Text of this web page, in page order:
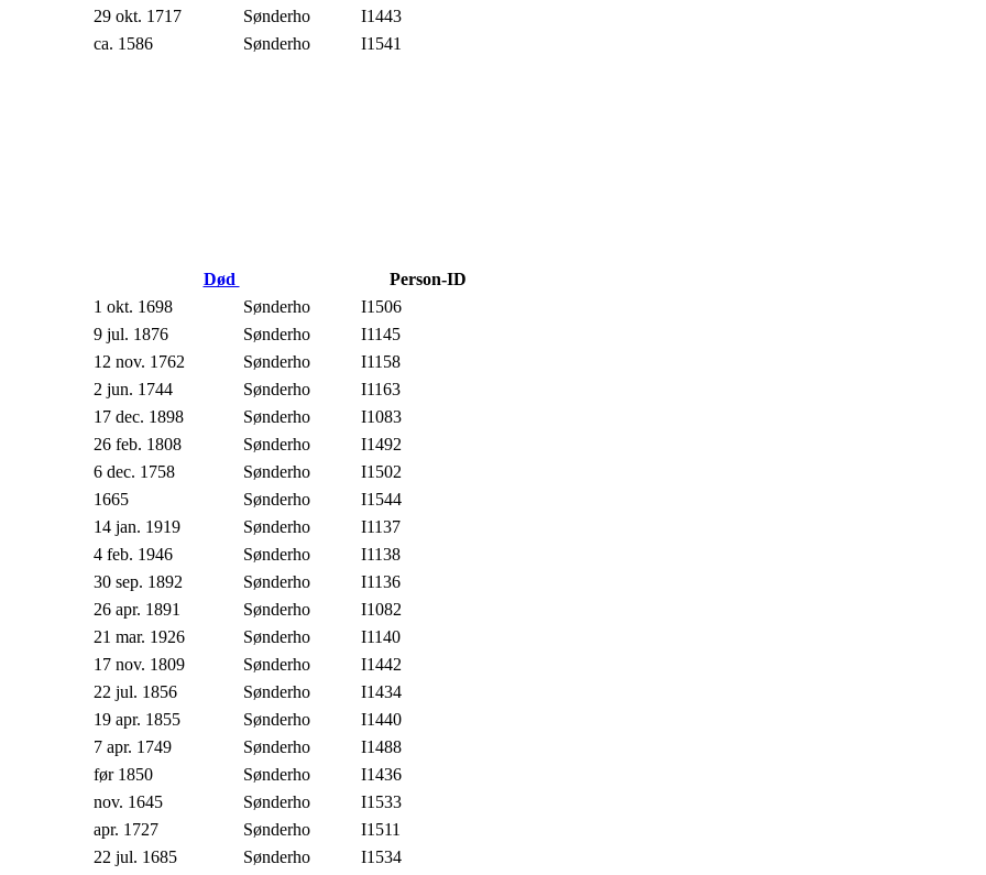
29 okt. 1717 Sønderho
I1443
ca. 1586 Sønderho I1541
Død
Person-ID
1 okt. 1698 Sønderho
I1506
9 jul. 1876 Sønderho
I1145
12 nov. 1762 Sønderho
I1158
2 jun. 1744 Sønderho
I1163
17 dec. 1898 Sønderho
I1083
26 feb. 1808 Sønderho
I1492
6 dec. 1758 Sønderho
I1502
1665 Sønderho
I1544
14 jan. 1919 Sønderho
I1137
4 feb. 1946 Sønderho
I1138
30 sep. 1892 Sønderho
I1136
26 apr. 1891 Sønderho
I1082
21 mar. 1926 Sønderho
I1140
17 nov. 1809 Sønderho
I1442
22 jul. 1856 Sønderho
I1434
19 apr. 1855 Sønderho
I1440
7 apr. 1749 Sønderho
I1488
før 1850 Sønderho
I1436
nov. 1645 Sønderho
I1533
apr. 1727 Sønderho
I1511
22 jul. 1685 Sønderho I1534